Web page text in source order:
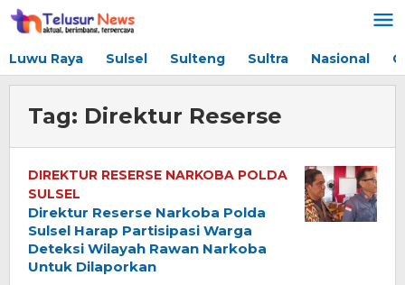
Lewati
ke
Luwu Raya Sulsel Sulteng Sultra Nasional
Tag: Direktur Reserse
DIREKTUR RESERSE NARKOBA POLDA
SULSEL
Direktur Reserse Narkoba Polda
Sulsel Harap Partisipasi Warga
Deteksi Wilayah Rawan Narkoba
Untuk Dilaporkan